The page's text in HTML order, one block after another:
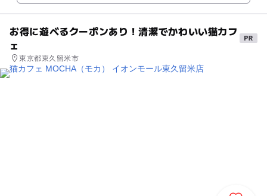
お得に遊べるクーポンあり！清潔でかわいい猫カフ
ェ
東京都東久留米市